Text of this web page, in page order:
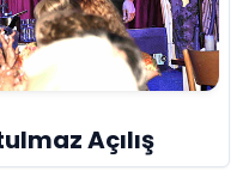
Açılış